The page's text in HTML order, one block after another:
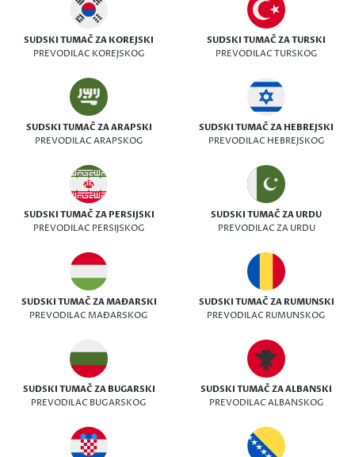
SUDSKI TUMAČ ZA KOREJSKI
PREVODILAC KOREJSKOG
SUDSKI TUMAČ ZA TURSKI
PREVODILAC TURSKOG
SUDSKI TUMAČ ZA ARAPSKI
PREVODILAC ARAPSKOG
SUDSKI TUMAČ ZA HEBREJSKI
PREVODILAC HEBREJSKOG
SUDSKI TUMAČ ZA PERSIJSKI
PREVODILAC PERSIJSKOG
SUDSKI TUMAČ ZA URDU
PREVODILAC ZA URDU
SUDSKI TUMAČ ZA MAĐARSKI
PREVODILAC MAĐARSKOG
SUDSKI TUMAČ ZA RUMUNSKI
PREVODILAC RUMUNSKOG
SUDSKI TUMAČ ZA BUGARSKI
PREVODILAC BUGARSKOG
SUDSKI TUMAČ ZA ALBANSKI
PREVODILAC ALBANSKOG